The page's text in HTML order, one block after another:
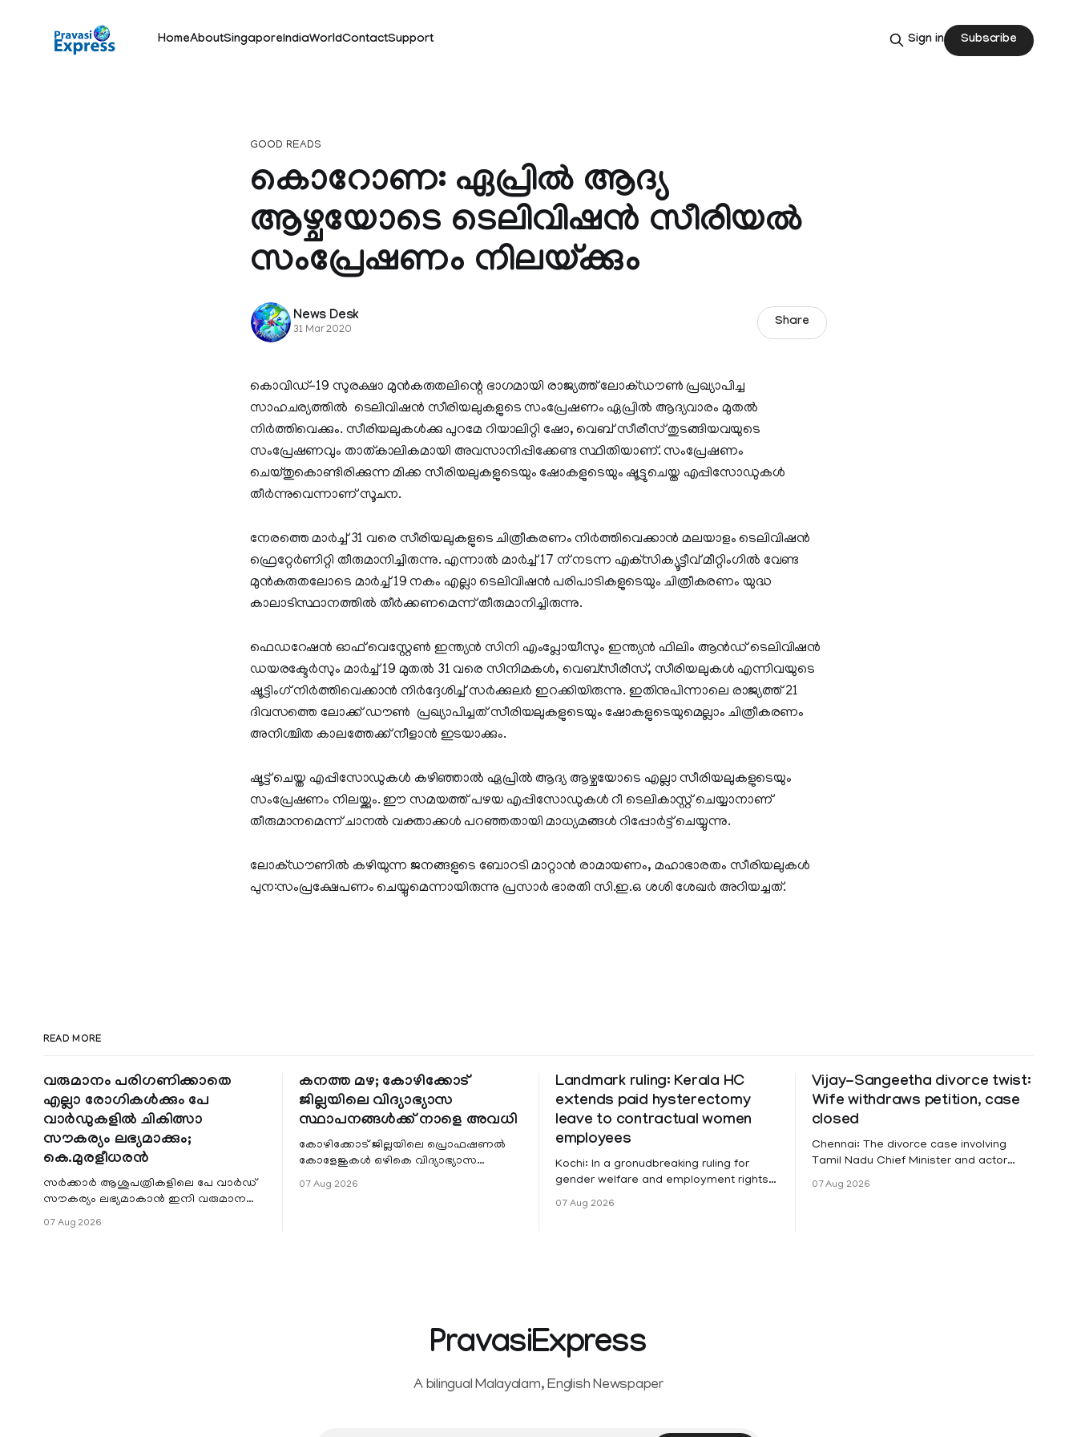
HomeAboutSingaporeIndiaWorldContactSupport Sign in Subscribe
GOOD READS
കൊറോണ: ഏപ്രില്‍ ആദ്യ
ആഴ്ചയോടെ ടെലിവിഷന്‍ സീരിയല്‍
സംപ്രേഷണം നിലയ്ക്കും
News Desk
31 Mar 2020
Share
കൊവിഡ്-19 സുരക്ഷാ മുന്‍കരുതലിന്റെ ഭാഗമായി രാജ്യത്ത് ലോക്ഡൗണ്‍ പ്രഖ്യാപിച്ച
സാഹചര്യത്തില്‍ ടെലിവിഷന്‍ സീരിയലുകളുടെ സംപ്രേഷണം ഏപ്രില്‍ ആദ്യവാരം മുതല്‍
നിർത്തിവെക്കും. സീരിയലുകൾക്കു പുറമേ റിയാലിറ്റി ഷോ, വെബ് സീരീസ് തുടങ്ങിയവയുടെ
സംപ്രേഷണവും താത്‌കാലികമായി അവസാനിപ്പിക്കേണ്ട സ്ഥിതിയാണ്. സംപ്രേഷണം
ചെയ്തുകൊണ്ടിരിക്കുന്ന മിക്ക സീരിയലുകളുടെയും ഷോകളുടെയും ഷൂട്ടുചെയ്ത എപ്പിസോഡുകൾ
തീർന്നുവെന്നാണ് സൂചന.
നേരത്തെ മാര്‍ച്ച് 31 വരെ സീരിയലുകളുടെ ചിത്രീകരണം നിര്‍ത്തിവെക്കാന്‍ മലയാളം ടെലിവിഷന്‍
ഫ്രെറ്റേര്‍ണിറ്റി തീരുമാനിച്ചിരുന്നു. എന്നാല്‍ മാര്‍ച്ച് 17 ന് നടന്ന എക്‌സിക്യൂട്ടീവ് മീറ്റിംഗില്‍ വേണ്ട
മുന്‍കരുതലോടെ മാര്‍ച്ച് 19 നകം എല്ലാ ടെലിവിഷന്‍ പരിപാടികളുടെയും ചിത്രീകരണം യുദ്ധ
കാലാടിസ്ഥാനത്തില്‍ തീര്‍ക്കണമെന്ന് തീരുമാനിച്ചിരുന്നു.
ഫെഡറേഷന്‍ ഓഫ് വെസ്റ്റേണ്‍ ഇന്ത്യന്‍ സിനി എംപ്ലോയീസും ഇന്ത്യന്‍ ഫിലിം ആന്‍ഡ് ടെലിവിഷന്‍
ഡയരക്ടേര്‍സും മാര്‍ച്ച് 19 മുതല്‍ 31 വരെ സിനിമകള്‍, വെബ്‌സീരീസ്, സീരിയലുകള്‍ എന്നിവയുടെ
ഷൂട്ടിംഗ് നിര്‍ത്തിവെക്കാന്‍ നിര്‍ദ്ദേശിച്ച് സര്‍ക്കുലര്‍ ഇറക്കിയിരുന്നു. ഇതിനുപിന്നാലെ രാജ്യത്ത് 21
ദിവസത്തെ ലോക്ക് ഡൗൺ പ്രഖ്യാപിച്ചത് സീരിയലുകളുടെയും ഷോകളുടെയുമെല്ലാം ചിത്രീകരണം
അനിശ്ചിത കാലത്തേക്ക് നീളാന്‍ ഇടയാക്കും.
ഷൂട്ട് ചെയ്ത എപ്പിസോഡുകള്‍ കഴിഞ്ഞാല്‍ ഏപ്രില്‍ ആദ്യ ആഴ്ചയോടെ എല്ലാ സീരിയലുകളുടെയും
സംപ്രേഷണം നിലയ്ക്കും. ഈ സമയത്ത് പഴയ എപ്പിസോഡുകള്‍ റീ ടെലികാസ്റ്റ് ചെയ്യാനാണ്
തീരുമാനമെന്ന് ചാനല്‍ വക്താക്കള്‍ പറഞ്ഞതായി മാധ്യമങ്ങൾ റിപ്പോർട്ട് ചെയ്യുന്നു.
ലോക്ഡൗണില്‍ കഴിയുന്ന ജനങ്ങളുടെ ബോറടി മാറ്റാന്‍ രാമായണം, മഹാഭാരതം സീരിയലുകള്‍
പുന:സംപ്രക്ഷേപണം ചെയ്യുമെന്നായിരുന്നു പ്രസാര്‍ ഭാരതി സി.ഇ.ഒ ശശി ശേഖര്‍ അറിയച്ചത്.
READ MORE
വരുമാനം പരിഗണിക്കാതെ
എല്ലാ രോഗികൾക്കും പേ
വാർഡുകളിൽ ചികിത്സാ
സൗകര്യം ലഭ്യമാക്കും;
കെ.മുരളീധരൻ
സർക്കാർ ആശുപത്രികളിലെ പേ വാർഡ്
സൗകര്യം ലഭ്യമാകാൻ ഇനി വരുമാന
വരുമാനം പരിഗണിക്കാതെ എല്ലാ
07 Aug 2026
കനത്ത മഴ; കോഴിക്കോട്
ജില്ലയിലെ വിദ്യാഭ്യാസ
സ്ഥാപനങ്ങൾക്ക് നാളെ അവധി
കോഴിക്കോട് ജില്ലയിലെ പ്രൊഫഷണൽ
കോളേജുകൾ ഒഴികെ വിദ്യാഭ്യാസ
ജില്ലയിലെ മലയോര- തീരദേശ
07 Aug 2026
Landmark ruling: Kerala HC
extends paid hysterectomy
leave to contractual women
employees
Kochi: In a gronudbreaking ruling for
gender welfare and employment rights,
female contractual staff employed in
07 Aug 2026
Vijay-Sangeetha divorce twist:
Wife withdraws petition, case
closed
Chennai: The divorce case involving
Tamil Nadu Chief Minister and actor
Sowrnalingam has taken a new turn
07 Aug 2026
PravasiExpress
A bilingual Malayalam, English Newspaper